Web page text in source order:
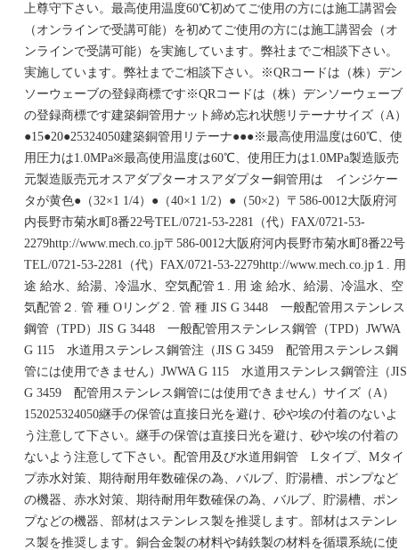
上尊守下さい。最高使用温度60℃初めてご使用の方には施工講習会
（オンラインで受講可能）を初めてご使用の方には施工講習会（オ
ンラインで受講可能）を実施しています。弊社までご相談下さい。
実施しています。弊社までご相談下さい。※QRコードは（株）デン
ソーウェーブの登録商標です※QRコードは（株）デンソーウェーブ
の登録商標です建築銅管用ナット締め忘れ状態リテーナサイズ（A）
●15●20●25324050建築銅管用リテーナ●●●※最高使用温度は60℃、使
用圧力は1.0MPa※最高使用温度は60℃、使用圧力は1.0MPa製造販売
元製造販売元オスアダプターオスアダプター銅管用は インジケー
タが黄色●（32×1 1/4）●（40×1 1/2）●（50×2）〒586-0012大阪府河
内長野市菊水町8番22号TEL/0721-53-2281（代）FAX/0721-53-
2279http://www.mech.co.jp〒586-0012大阪府河内長野市菊水町8番22号
TEL/0721-53-2281（代）FAX/0721-53-2279http://www.mech.co.jp１. 用
途 給水、給湯、冷温水、空気配管１. 用 途 給水、給湯、冷温水、空
気配管２. 管 種 Oリング２. 管 種 JIS G 3448 一般配管用ステンレス
鋼管（TPD）JIS G 3448 一般配管用ステンレス鋼管（TPD）JWWA
G 115 水道用ステンレス鋼管注（JIS G 3459 配管用ステンレス鋼
管には使用できません）JWWA G 115 水道用ステンレス鋼管注（JIS
G 3459 配管用ステンレス鋼管には使用できません）サイズ（A）
152025324050継手の保管は直接日光を避け、砂や埃の付着のないよ
う注意して下さい。継手の保管は直接日光を避け、砂や埃の付着の
ないよう注意して下さい。配管用及び水道用銅管 Lタイプ、Mタイ
プ赤水対策、期待耐用年数確保の為、バルブ、貯湯槽、ポンプなど
の機器、赤水対策、期待耐用年数確保の為、バルブ、貯湯槽、ポン
プなどの機器、部材はステンレス製を推奨します。部材はステンレ
ス製を推奨します。銅合金製の材料や鋳鉄製の材料を循環系統に使